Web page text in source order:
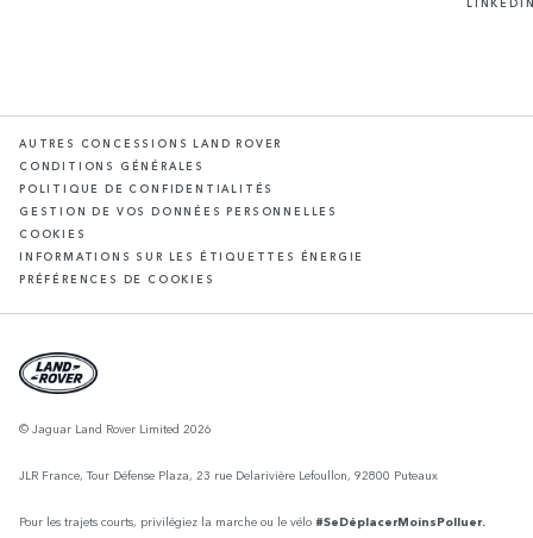
AUTRES CONCESSIONS LAND ROVER
CONDITIONS GÉNÉRALES
POLITIQUE DE CONFIDENTIALITÉS
GESTION DE VOS DONNÉES PERSONNELLES
COOKIES
INFORMATIONS SUR LES ÉTIQUETTES ÉNERGIE
PRÉFÉRENCES DE COOKIES
© Jaguar Land Rover Limited 2026
JLR France, Tour Défense Plaza, 23 rue Delarivière Lefoullon, 92800 Puteaux
Pour les trajets courts, privilégiez la marche ou le vélo #SeDéplacerMoinsPolluer.